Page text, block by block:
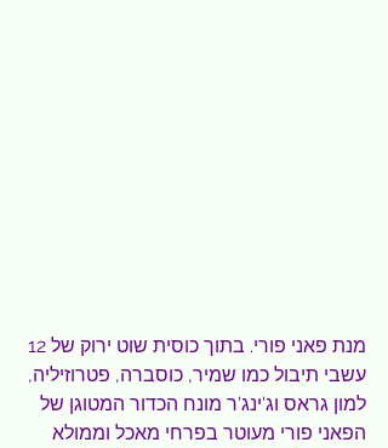
עשבי תיבול כמו שמיר, כוסברה, פטרוזיליה,
למון גראס וג'ינג'ר מונח הכדור המטוגן של
הפאני פורי מעוטר בפרחי מאכל וממולא